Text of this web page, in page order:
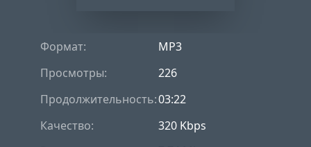
Формат:
MP3
Просмотры:
226
Продолжительность:03:22
Качество:
320 Kbps